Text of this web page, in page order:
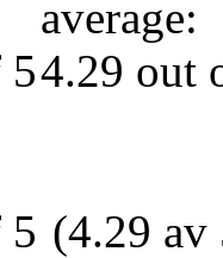
(4.29 av